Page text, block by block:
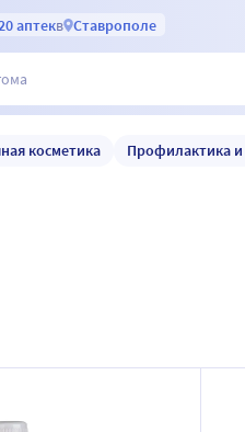
аптекв Ставрополе
косметика Профилактика